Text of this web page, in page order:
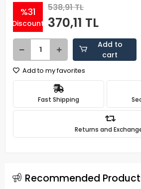
%31
Discount
538,91 TL
370,11 TL
Add to
cart
Add to my favorites
Fast Shipping
Returns and
Recommended